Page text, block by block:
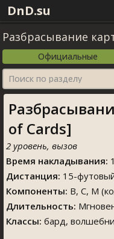
DnD.su
Разбрасывание
Официальные
Поиск по разделу
of Cards]
2 уровень, вызов
Время накладывания:
Дистанция: 15-
Компоненты: В, С, М
Длительность:
Классы: бард,